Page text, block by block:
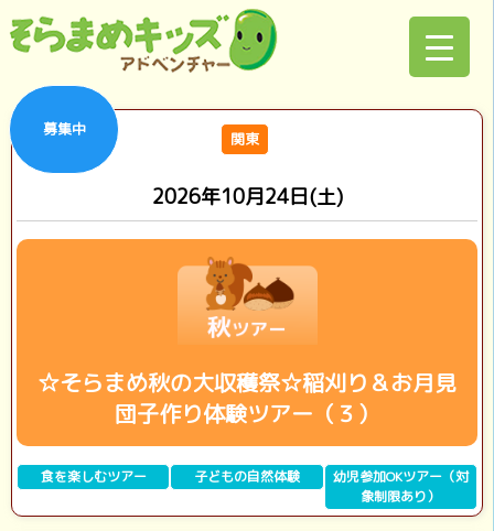
募集中 関東
2026年10月24日(土)
☆そらまめ秋の大収穫祭☆稲刈り＆お月見
団子作り体験ツアー（３）
食を楽しむツアー 子どもの自然体験
幼児参加OKツアー（対
象制限あり）